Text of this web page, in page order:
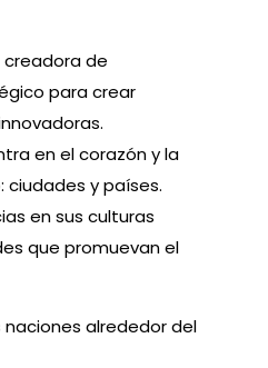
creadora de
para crear
en el corazón y la
y países.
en sus culturas
que promuevan el
alrededor del